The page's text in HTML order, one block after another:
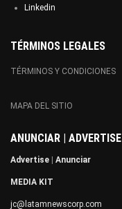
Linkedin
TÉRMINOS LEGALES
TÉRMINOS Y CONDICIONES
MAPA DEL SITIO
ANUNCIAR | ADVERTISE
Advertise Anunciar
MEDIA KIT
jc@latamnewscorp.com